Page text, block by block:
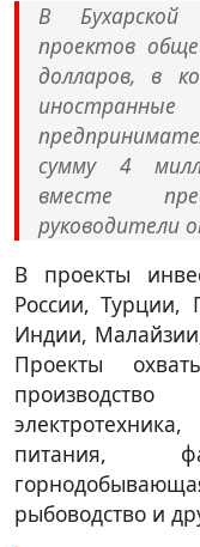
В
проектов
долларов, в
сумму 4
вместе
руководители
В проекты
России, Турции,
Индии,
Проекты
производство
питания,
рыбоводство и